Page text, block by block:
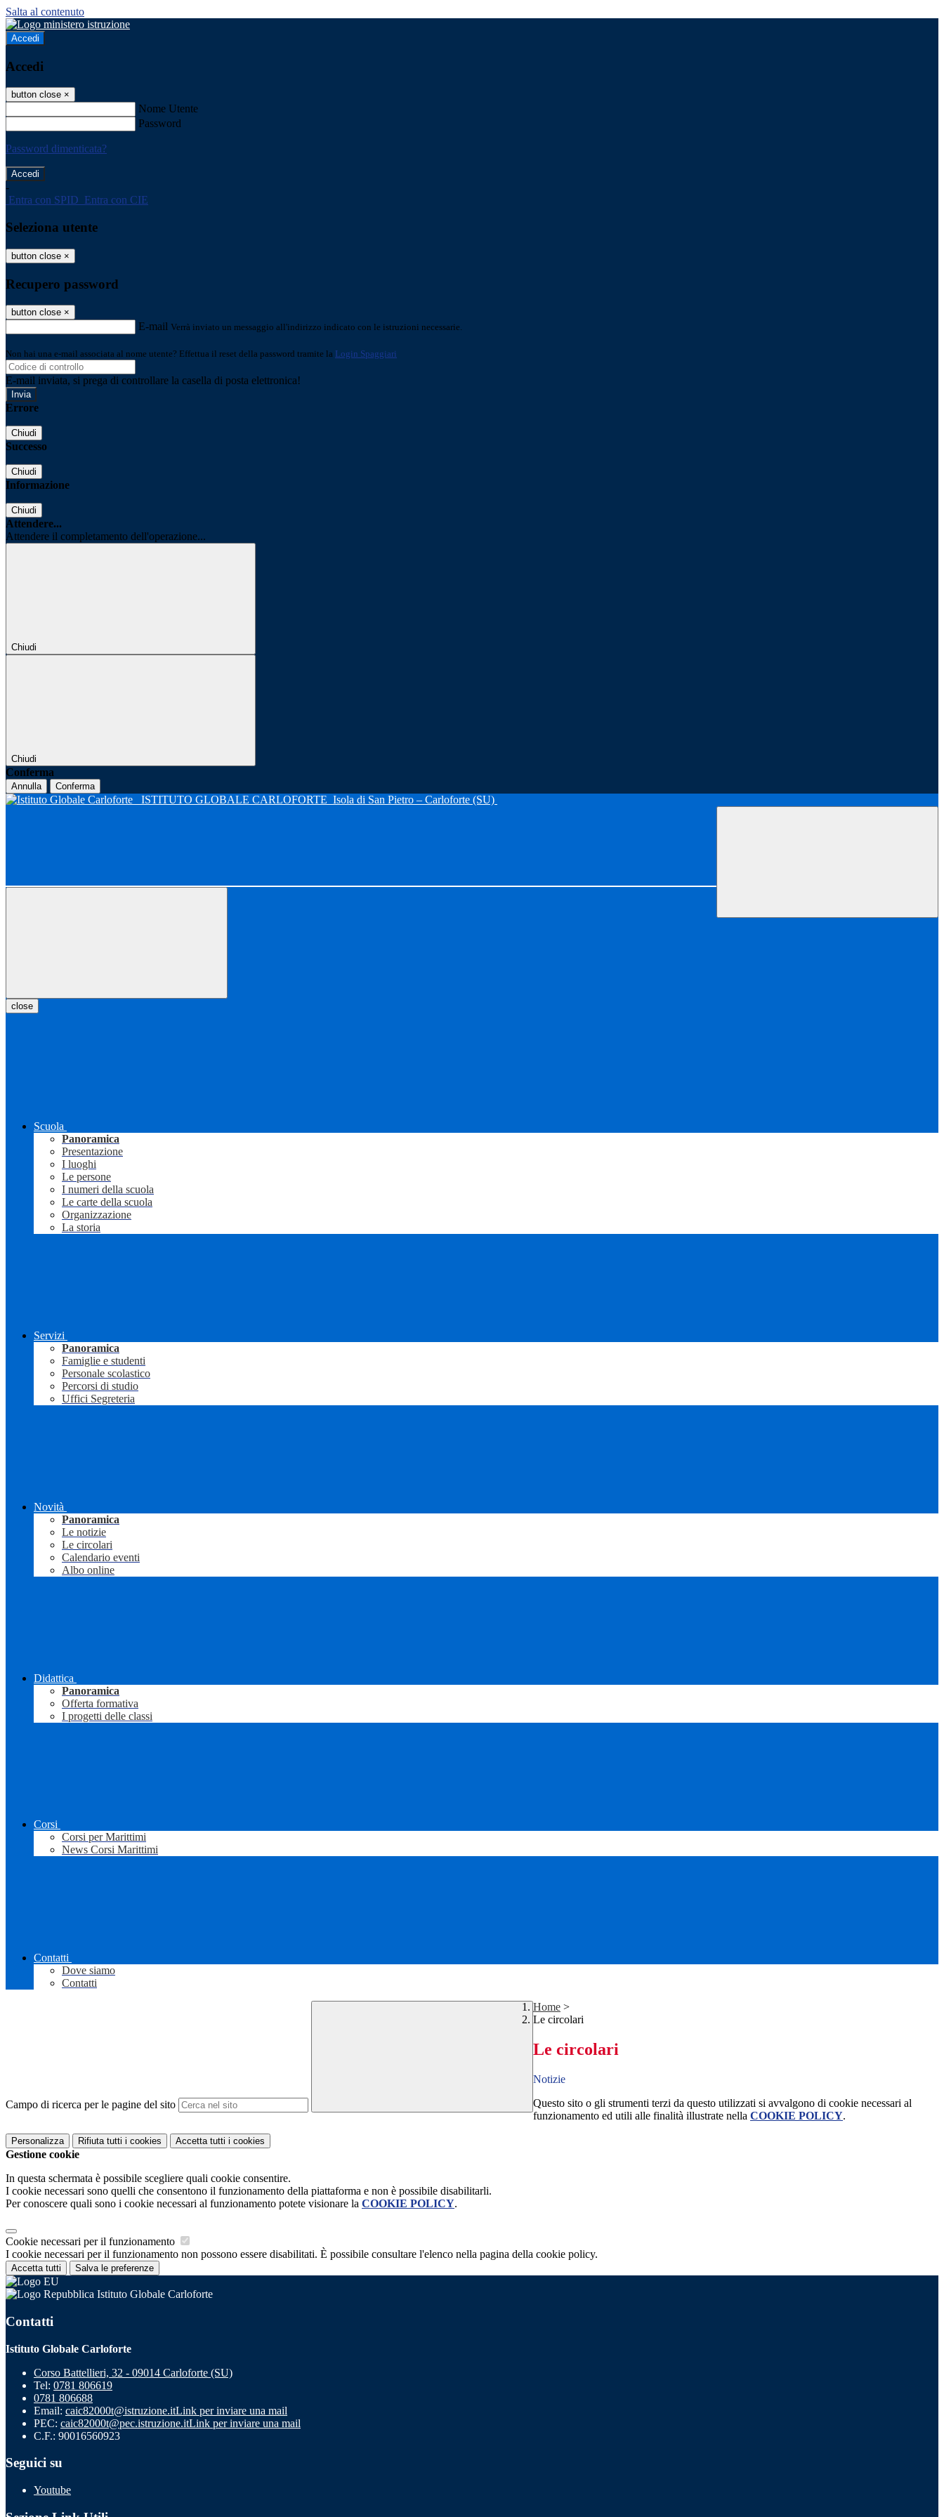
Salta al contenuto
Accedi
Accedi
button close ×
Nome Utente
Password
Password dimenticata?
-
Entra con SPID Entra con CIE
Seleziona utente
button close ×
Recupero password
button close ×
E-mail Verrà inviato un messaggio all'indirizzo indicato con le istruzioni necessarie.
Non hai una e-mail associata al nome utente? Effettua il reset della password tramite la Login Spaggiari
E-mail inviata, si prega di controllare la casella di posta elettronica!
Errore
Chiudi
Successo
Chiudi
Informazione
Chiudi
Attendere...
Attendere il completamento dell'operazione...
Chiudi
Chiudi
Conferma
Annulla Conferma
ISTITUTO GLOBALE CARLOFORTE Isola di San Pietro – Carloforte (SU)
close
Scuola
Panoramica
Presentazione
I luoghi
Le persone
I numeri della scuola
Le carte della scuola
Organizzazione
La storia
Servizi
Panoramica
Famiglie e studenti
Personale scolastico
Percorsi di studio
Uffici Segreteria
Novità
Panoramica
Le notizie
Le circolari
Calendario eventi
Albo online
Didattica
Panoramica
Offerta formativa
I progetti delle classi
Corsi
Corsi per Marittimi
News Corsi Marittimi
Contatti
Dove siamo
Contatti
Campo di ricerca per le pagine del sito
Home >
Le circolari
Le circolari
Notizie
Questo sito o gli strumenti terzi da questo utilizzati si avvalgono di cookie necessari al
funzionamento ed utili alle finalità illustrate nella COOKIE POLICY.
Personalizza Rifiuta tutti i cookies Accetta tutti i cookies
Gestione cookie
In questa schermata è possibile scegliere quali cookie consentire.
I cookie necessari sono quelli che consentono il funzionamento della piattaforma e non è possibile disabilitarli.
Per conoscere quali sono i cookie necessari al funzionamento potete visionare la COOKIE POLICY.
Cookie necessari per il funzionamento
I cookie necessari per il funzionamento non possono essere disabilitati. È possibile consultare l'elenco nella pagina della cookie policy.
Accetta tutti Salva le preferenze
Istituto Globale Carloforte
Contatti
Istituto Globale Carloforte
Corso Battellieri, 32 - 09014 Carloforte (SU)
Tel: 0781 806619
0781 806688
Email: caic82000t@istruzione.itLink per inviare una mail
PEC: caic82000t@pec.istruzione.itLink per inviare una mail
C.F.: 90016560923
Seguici su
Youtube